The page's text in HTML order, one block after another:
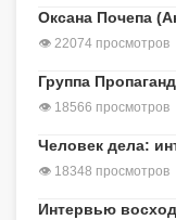
Оксана Почепа
👁 22074 просмотров
Группа
👁 18566 просмотров
Человек дела:
👁 18348 просмотров
Интервью